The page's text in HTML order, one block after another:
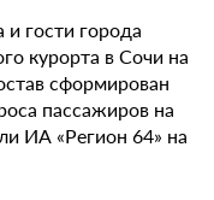
гости города
курорта в Сочи на
сформирован
пассажиров на
ИА «Регион 64» на